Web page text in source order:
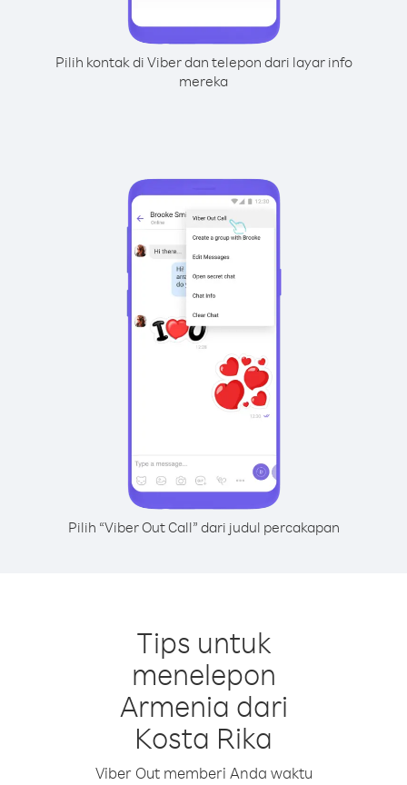
Pilih kontak di Viber dan telepon dari layar info
mereka
Pilih “Viber Out Call” dari judul percakapan
Tips untuk
menelepon
Armenia dari
Kosta Rika
Viber Out memberi Anda waktu